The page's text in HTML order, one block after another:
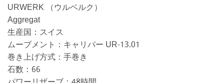
URWERK （ウルベルク）
Aggregat
生産国：スイス
ムーブメント：キャリバー UR-13.01
巻き上げ方式：手巻き
石数：66